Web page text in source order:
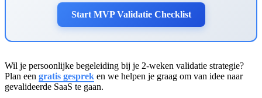
Start MVP Validatie Checklist
Wil je persoonlijke begeleiding bij je 2-weken validatie strategie?
Plan een gratis gesprek en we helpen je graag om van idee naar
gevalideerde SaaS te gaan.